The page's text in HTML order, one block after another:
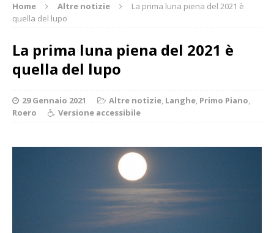
Home Altre notizie
La prima luna piena del 2021 è
quella del lupo
La prima luna piena del 2021 è
quella del lupo
29 Gennaio 2021 Altre notizie, Langhe, Primo Piano,
Roero
Versione accessibile